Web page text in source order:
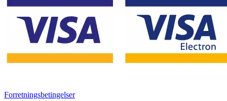
Forretningsbetingelser